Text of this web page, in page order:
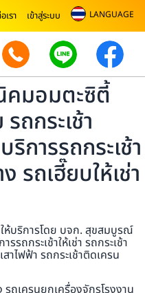
เรา เข้าสู่ระบบ LANGUAGE
คมอมตะซิตี้
ถกระเช้า
การรถกระเช้า
รถเฮี๊ยบให้เช่า
ห้บริการโดย บจก. สุขสมบูรณ์
รถกระเช้าให้เช่า รถกระเช้า
ไฟฟ้า รถกระเช้าติดเครน